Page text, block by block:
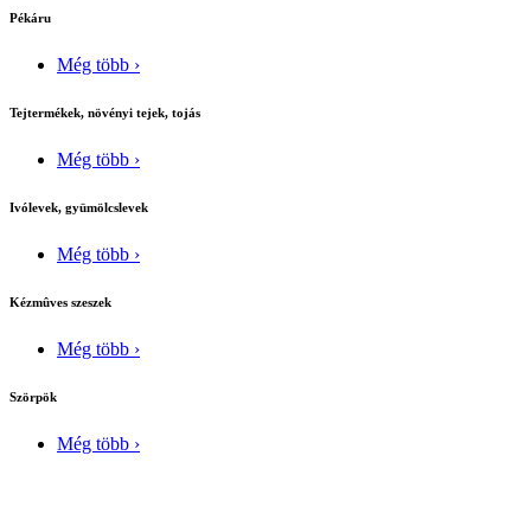
Pékáru
Még több ›
Tejtermékek, növényi tejek, tojás
Még több ›
Ivólevek, gyümölcslevek
Még több ›
Kézmûves szeszek
Még több ›
Szörpök
Még több ›